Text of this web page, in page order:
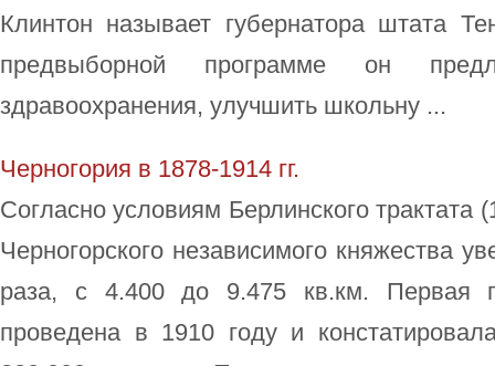
Клинтон называет губернатора штата
предвыборной программе он
здравоохранения, улучшить школьну ...
Черногория в 1878-1914 гг.
Согласно условиям Берлинского трактата
Черногорского независимого княжества
раза, с 4.400 до 9.475 кв.км. Первая
проведена в 1910 году и